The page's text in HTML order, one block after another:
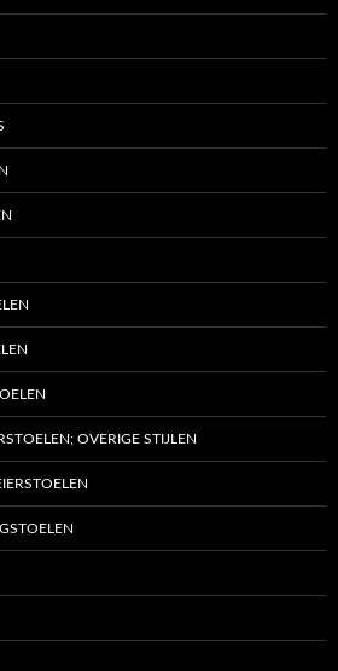
OVERIGE STIJLEN